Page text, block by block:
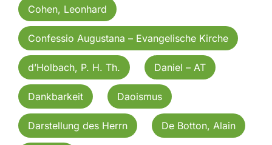
Cohen, Leonhard
Confessio Augustana – Evangelische Kirche
d’Holbach, P. H. Th. Daniel – AT
Dankbarkeit Daoismus
Darstellung des Herrn De Botton, Alain